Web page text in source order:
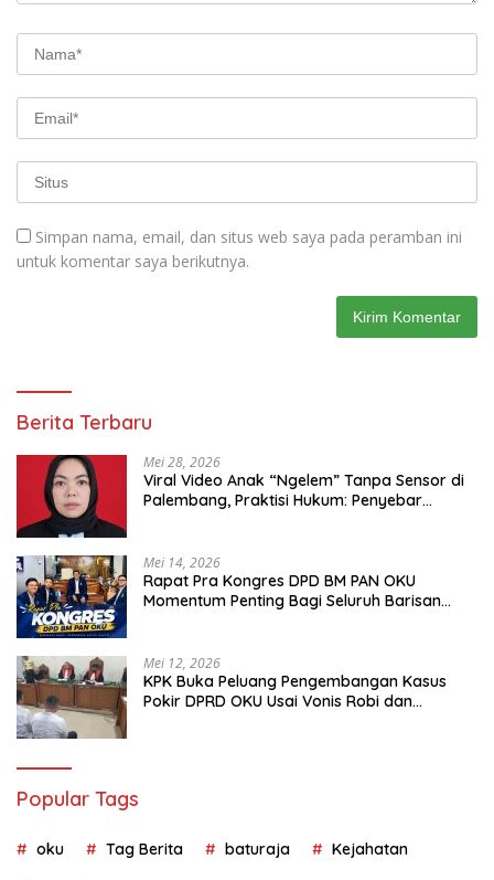
Simpan nama, email, dan situs web saya pada peramban ini
untuk komentar saya berikutnya.
Berita Terbaru
Mei 28, 2026
Viral Video Anak “Ngelem” Tanpa Sensor di
Palembang, Praktisi Hukum: Penyebar
Mei 14, 2026
Rapat Pra Kongres DPD BM PAN OKU
Momentum Penting Bagi Seluruh Barisan
Mei 12, 2026
KPK Buka Peluang Pengembangan Kasus
Pokir DPRD OKU Usai Vonis Robi dan
Popular Tags
oku Tag Berita baturaja Kejahatan